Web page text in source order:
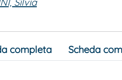
completa Scheda